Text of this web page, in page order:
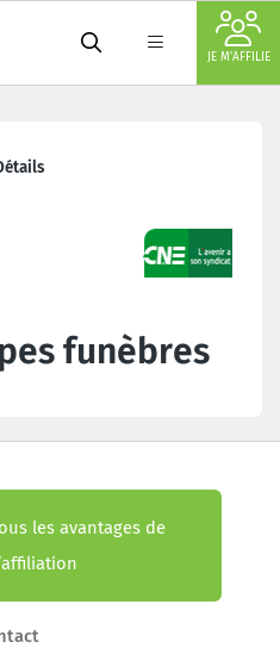
JE M'AFFILIE
funèbres
les avantages de